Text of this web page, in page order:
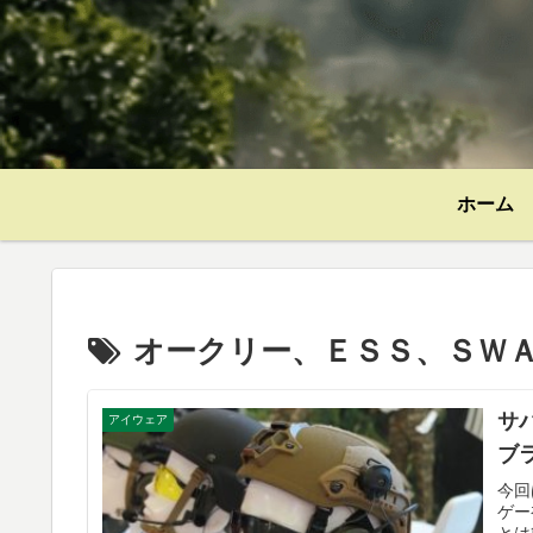
ホーム
オークリー、ＥＳＳ、ＳＷ
アイウェア
サ
ブ
今
ゲ